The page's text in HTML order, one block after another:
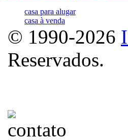
casa para alugar
casa à venda
© 1990-2026
Reservados.